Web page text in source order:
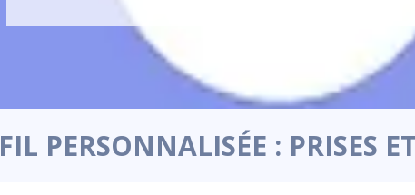
PERSONNALISÉE : PRISES